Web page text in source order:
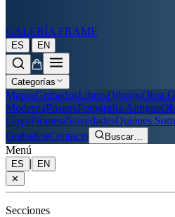
GALERÍA FRAME
ES | EN
Categorías
MapasGrabadosLibrosDibujosObra
ModernaPostersFotografía Antigua
GoyaPiranesiNovedadesQuiénes
GrabadosContacto Buscar…
Menú
ES |
EN
✕
Secciones